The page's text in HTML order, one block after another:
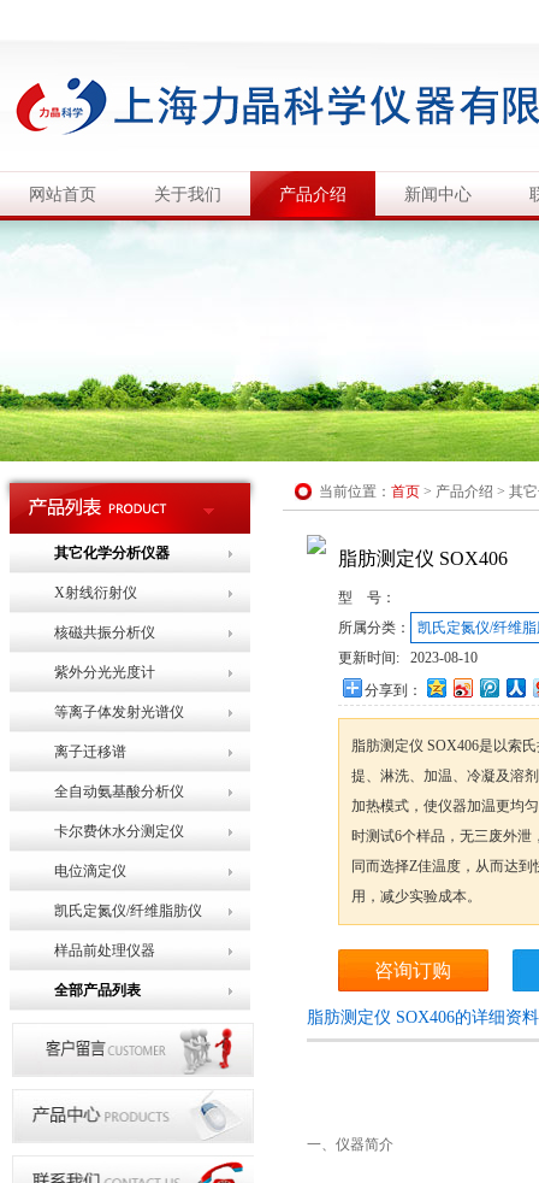
网站首页 关于我们 产品介绍 新闻中心
其它化学分析仪器
X射线衍射仪
核磁共振分析仪
紫外分光光度计
等离子体发射光谱仪
离子迁移谱
全自动氨基酸分析仪
卡尔费休水分测定仪
电位滴定仪
凯氏定氮仪/纤维脂肪仪
样品前处理仪器
全部产品列表
当前位置： 首页 > 产品介绍 > 其
脂肪测定仪 SOX406
型 号：
所属分类：
凯氏定氮仪/纤维
更新时间:
2023-08-10
分享到：
脂肪测定仪 SOX406是以索
提、淋洗、加温、冷凝及溶
加热模式，使仪器加温更均
时测试6个样品，无三废外
同而选择Z佳温度，从而达
用，减少实验成本。
咨询订购
脂肪测定仪 SOX406的详细资
一、仪器简介